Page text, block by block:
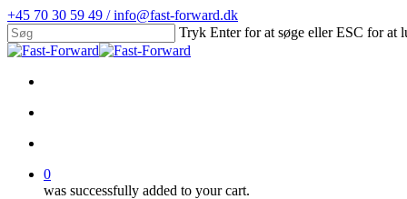
Skip
to
main
+45 70 30 59 49 / info@fast-forward.dk
Tryk Enter for at søge eller ESC for at
Close
0
was successfully added to your cart.